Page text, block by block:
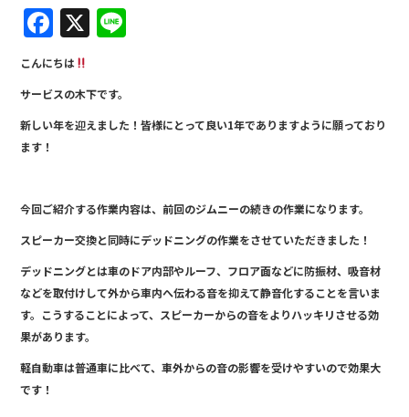
F
a
c
e
b
o
k
X
こんにちは
サービスの木下です。
新しい年を迎えました！皆様にとって良い1年でありますように願っており
ます！
今回ご紹介する作業内容は、前回のジムニーの続きの作業になります。
スピーカー交換と同時にデッドニングの作業をさせていただきました！
デッドニングとは車のドア内部やルーフ、フロア面などに防振材、吸音材
などを取付けして外から車内へ伝わる音を抑えて静音化することを言いま
す。こうすることによって、スピーカーからの音をよりハッキリさせる効
果があります。
軽自動車は普通車に比べて、車外からの音の影響を受けやすいので効果大
です！